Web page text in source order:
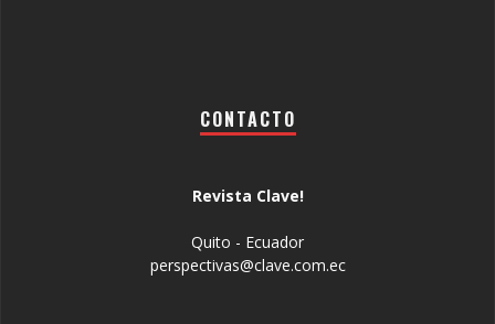
CONTACTO
Revista Clave!
Quito - Ecuador
perspectivas@clave.com.ec